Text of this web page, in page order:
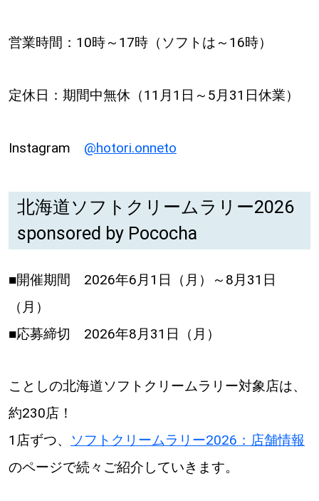
営業時間：10時～17時（ソフトは～16時）
定休日：期間中無休（11月1日～5月31日休業）
Instagram @hotori.onneto
北海道ソフトクリームラリー2026
sponsored by Pococha
■開催期間 2026年6月1日（月）～8月31日
（月）
■応募締切 2026年8月31日（月）
ことしの北海道ソフトクリームラリー対象店は、
約230店！
1店ずつ、 ソフトクリームラリー2026：店舗情報
のページで続々ご紹介していきます。